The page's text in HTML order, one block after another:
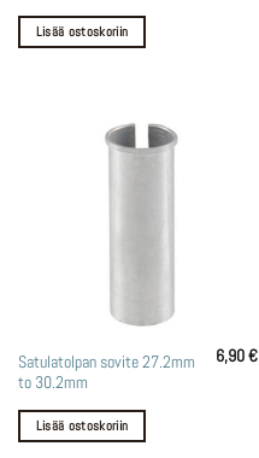
Lisää ostoskoriin
Satulatolpan sovite 27.2mm
to 30.2mm
6,90€
Lisää ostoskoriin